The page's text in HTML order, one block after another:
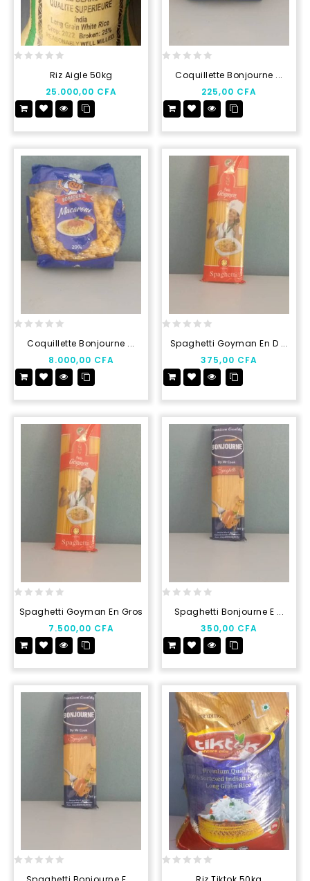
5
Riz Aigle 50kg
25.000,00 CFA
out
5
Coquillette Bonjourne ...
225,00 CFA
out
5
Coquillette Bonjourne ...
8.000,00 CFA
out
5
Spaghetti Goyman En D ...
375,00 CFA
out
5
Spaghetti Goyman En Gros
7.500,00 CFA
out
5
Spaghetti Bonjourne E ...
350,00 CFA